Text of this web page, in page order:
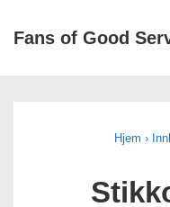
HoppFans of Good
Hjem ›